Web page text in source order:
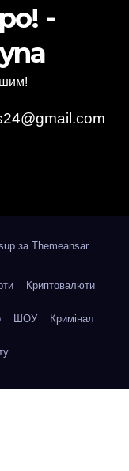
-
за Themeansar.
Криптовалюти
ШОУ Кримінал